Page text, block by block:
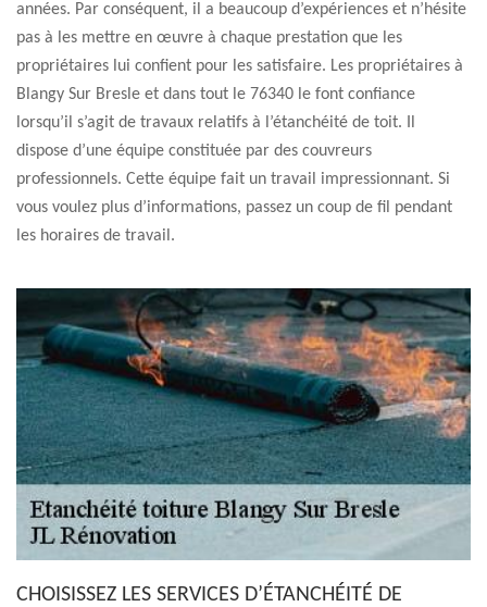
années. Par conséquent, il a beaucoup d’expériences et n’hésite
pas à les mettre en œuvre à chaque prestation que les
propriétaires lui confient pour les satisfaire. Les propriétaires à
Blangy Sur Bresle et dans tout le 76340 le font confiance
lorsqu’il s’agit de travaux relatifs à l’étanchéité de toit. Il
dispose d’une équipe constituée par des couvreurs
professionnels. Cette équipe fait un travail impressionnant. Si
vous voulez plus d’informations, passez un coup de fil pendant
les horaires de travail.
CHOISISSEZ LES SERVICES D’ÉTANCHÉITÉ DE